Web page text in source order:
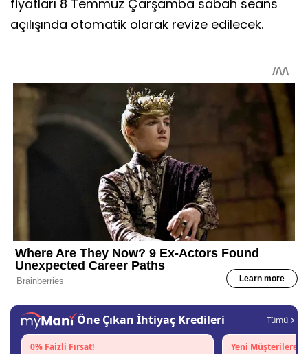
fiyatları 8 Temmuz Çarşamba sabah seans
açılışında otomatik olarak revize edilecek.